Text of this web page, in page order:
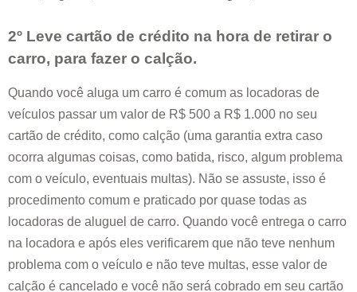
2º Leve cartão de crédito na hora de retirar o
carro, para fazer o calção.
Quando você aluga um carro é comum as locadoras de
veículos passar um valor de R$ 500 a R$ 1.000 no seu
cartão de crédito, como calção (uma garantia extra caso
ocorra algumas coisas, como batida, risco, algum problema
com o veículo, eventuais multas). Não se assuste, isso é
procedimento comum e praticado por quase todas as
locadoras de aluguel de carro. Quando você entrega o carro
na locadora e após eles verificarem que não teve nenhum
problema com o veículo e não teve multas, esse valor de
calção é cancelado e você não será cobrado em seu cartão